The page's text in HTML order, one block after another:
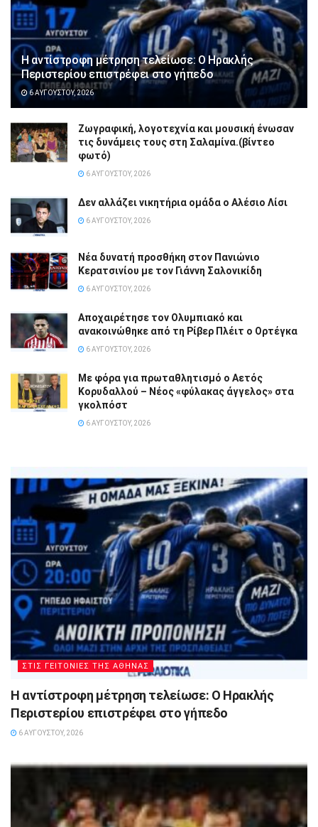
Η αντίστροφη μέτρηση τελείωσε: Ο Ηρακλής
Περιστερίου επιστρέφει στο γήπεδο
6 ΑΥΓΟΎΣΤΟΥ, 2026
Ζωγραφική, λογοτεχνία και μουσική ένωσαν
τις δυνάμεις τους στη Σαλαμίνα.(βίντεο
φωτό)
6 ΑΥΓΟΎΣΤΟΥ, 2026
Δεν αλλάζει νικητήρια ομάδα ο Αλέσιο Λίσι
6 ΑΥΓΟΎΣΤΟΥ, 2026
Νέα δυνατή προσθήκη στον Πανιώνιο
Κερατσινίου με τον Γιάννη Σαλονικίδη
6 ΑΥΓΟΎΣΤΟΥ, 2026
Αποχαιρέτησε τον Ολυμπιακό και
ανακοινώθηκε από τη Ρίβερ Πλέιτ ο Ορτέγκα
6 ΑΥΓΟΎΣΤΟΥ, 2026
Με φόρα για πρωταθλητισμό ο Αετός
Κορυδαλλού – Νέος «φύλακας άγγελος» στα
γκολπόστ
6 ΑΥΓΟΎΣΤΟΥ, 2026
ΣΤΙΣ ΓΕΙΤΟΝΙΕΣ ΤΗΣ ΑΘΗΝΑΣ
Η αντίστροφη μέτρηση τελείωσε: Ο Ηρακλής
Περιστερίου επιστρέφει στο γήπεδο
6 ΑΥΓΟΎΣΤΟΥ, 2026